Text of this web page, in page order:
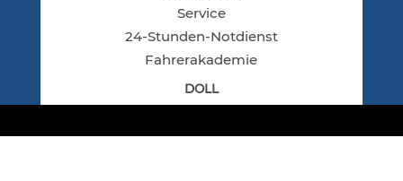
Ser­vice
24-Stun­den-Not­dienst
Fah­reraka­de­mie
DOLL
Ser­vice